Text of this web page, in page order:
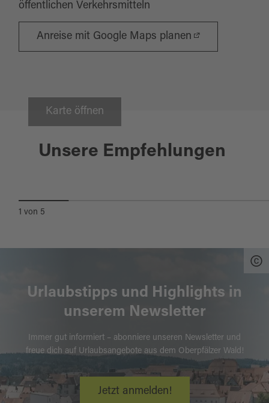
öffentlichen Verkehrsmitteln
Anreise mit Google Maps planen
Karte öffnen
Unsere Empfehlungen
Moosbach
1 von 5
Urlaubstipps und Highlights in
unserem Newsletter
Immer gut informiert – abonniere unseren Newsletter und
freue dich auf Urlaubsangebote aus dem Oberpfälzer Wald!
Jetzt anmelden!